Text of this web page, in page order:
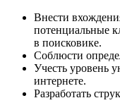
Внести
потенциальные
в поисковике.
Соблюсти
Учесть уровень
интернете.
Разработать